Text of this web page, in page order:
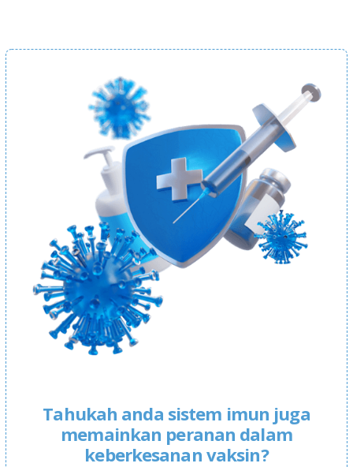
Tahukah anda sistem imun juga
memainkan peranan dalam
keberkesanan vaksin?